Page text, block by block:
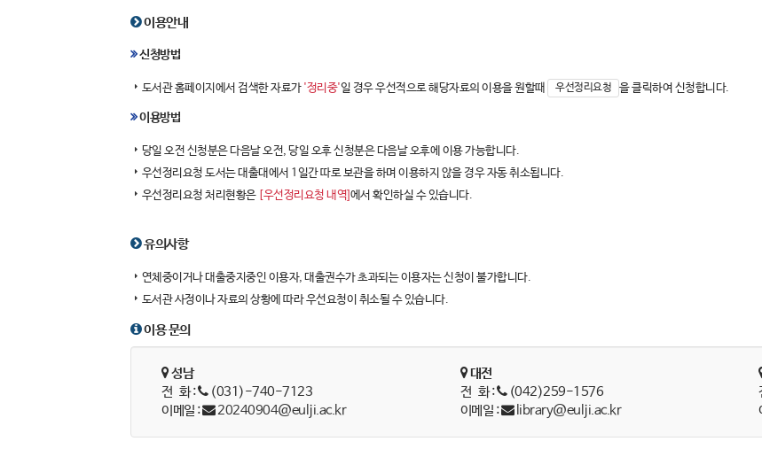
이용안내
신청방법
도서관 홈페이지에서 검색한 자료가 '정리중'일 경우 우선적으로 해당자료의 이용을 원할때 우선정리요청 을 클릭하여 신청합니다.
이용방법
당일 오전 신청분은 다음날 오전, 당일 오후 신청분은 다음날 오후에 이용 가능합니다.
우선정리요청 도서는 대출대에서 1일간 따로 보관을 하며 이용하지 않을 경우 자동 취소됩니다.
우선정리요청 처리현황은 [우선정리요청 내역] 에서 확인하실 수 있습니다.
유의사항
연체중이거나 대출중지중인 이용자, 대출권수가 초과되는 이용자는 신청이 불가합니다.
도서관 사정이나 자료의 상황에 따라 우선요청이 취소될 수 있습니다.
이용 문의
성남
전 화 :
(031)-740-7123
이메일 :
20240904@eulji.ac.kr
대전
전 화 :
(042)259-1576
이메일 :
library@eulji.ac.kr